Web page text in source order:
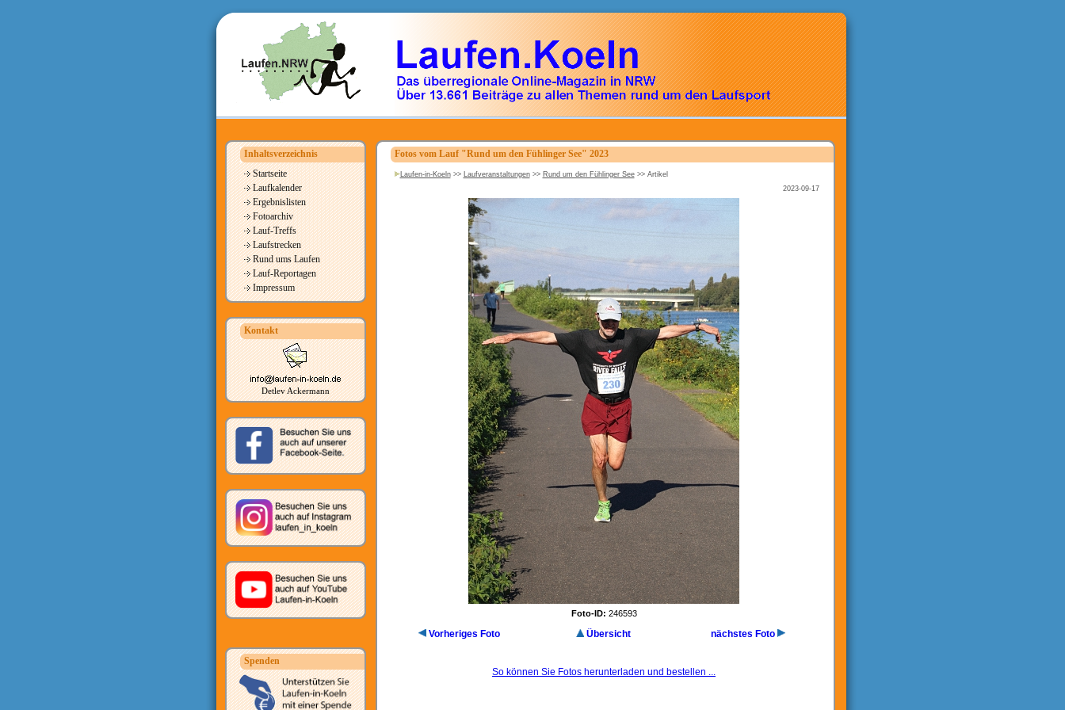
Inhaltsverzeichnis
Startseite
Laufkalender
Ergebnislisten
Fotoarchiv
Lauf-Treffs
Laufstrecken
Rund ums Laufen
Lauf-Reportagen
Impressum
Kontakt
Detlev Ackermann
Spenden
Fotos vom Lauf "Rund um den Fühlinger See" 2023
Laufen-in-Koeln>> Laufveranstaltungen>> Rund um den Fühlinger See>> Artikel
2023-09-17
Foto-ID: 246593
Vorheriges Foto Übersicht nächstes Foto
So können Sie Fotos herunterladen und bestellen ...